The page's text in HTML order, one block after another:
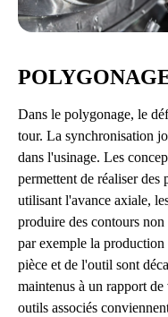
Dans le polygonage, le
tour. La synchronisation
dans l'usinage. Les
permettent de réaliser des
utilisant l'avance axiale,
produire des contours
par exemple la
pièce et de l'outil sont
maintenus à un rapport
outils associés